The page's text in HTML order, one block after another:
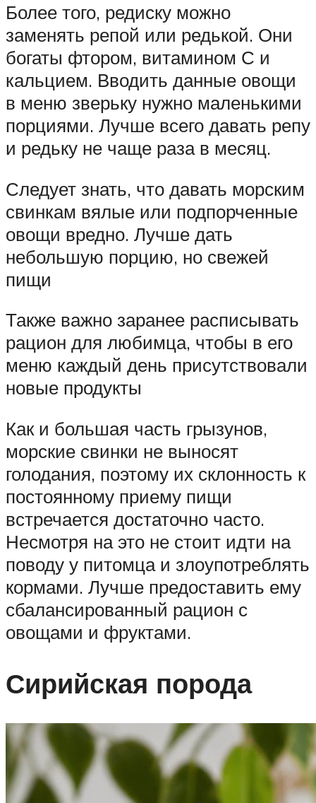
Более того, редиску можно
заменять репой или редькой. Они
богаты фтором, витамином С и
кальцием. Вводить данные овощи
в меню зверьку нужно маленькими
порциями. Лучше всего давать репу
и редьку не чаще раза в месяц.
Следует знать, что давать морским
свинкам вялые или подпорченные
овощи вредно. Лучше дать
небольшую порцию, но свежей
пищи
Также важно заранее расписывать
рацион для любимца, чтобы в его
меню каждый день присутствовали
новые продукты
Как и большая часть грызунов,
морские свинки не выносят
голодания, поэтому их склонность к
постоянному приему пищи
встречается достаточно часто.
Несмотря на это не стоит идти на
поводу у питомца и злоупотреблять
кормами. Лучше предоставить ему
сбалансированный рацион с
овощами и фруктами.
Сирийская порода